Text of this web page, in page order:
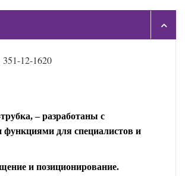
351-12-1620
– разработаны с
для специалистов и
и позиционирование.